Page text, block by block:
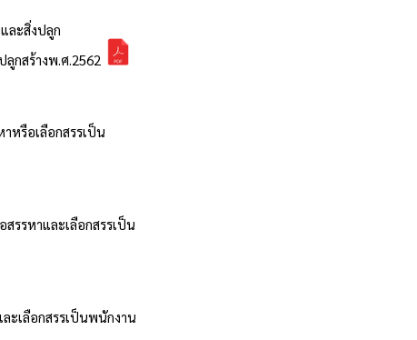
ละสิ่งปลูก
กสร้างพ.ศ.2562
หรือเลือกสรรเป็น
รรหาและเลือกสรรเป็น
ะเลือกสรรเป็นพนักงาน